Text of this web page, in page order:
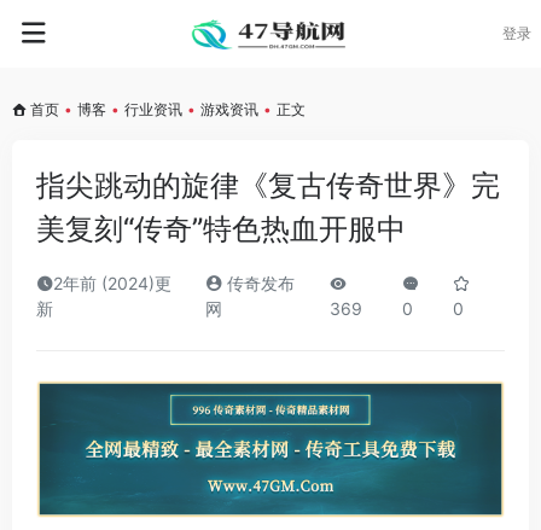
登录
首页 • 博客 • 行业资讯 • 游戏资讯 • 正文
指尖跳动的旋律《复古传奇世界》完
美复刻“传奇”特色热血开服中
2年前 (2024)更
新
传奇发布
网
369 0 0